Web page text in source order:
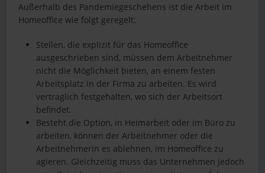
Außerhalb des Pandemiegeschehens ist die Arbeit im
Homeoffice wie folgt geregelt:
Stellen, die explizit für das Homeoffice
ausgeschrieben sind, müssen dem Arbeitnehmer
nicht die Möglichkeit bieten, an einem festen
Arbeitsplatz in der Firma zu arbeiten. Es wird
vertraglich festgehalten, wo sich der Arbeitsort
befindet.
Besteht die Option, in Heimarbeit oder im Büro zu
arbeiten, können der Arbeitnehmer oder die
Arbeitnehmerin es ablehnen, im Homeoffice zu
agieren. Gleichzeitig muss das Unternehmen jedoch